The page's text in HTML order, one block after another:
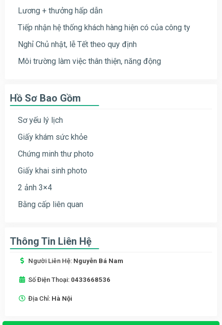
Lương + thưởng hấp dẫn
Tiếp nhận hệ thống khách hàng hiện có của công ty
Nghỉ Chủ nhật, lễ Tết theo quy định
Môi trường làm việc thân thiện, năng động
Hồ Sơ Bao Gồm
Sơ yếu lý lịch
Giấy khám sức khỏe
Chứng minh thư photo
Giấy khai sinh photo
2 ảnh 3×4
Bằng cấp liên quan
Thông Tin Liên Hệ
Người Liên Hệ: Nguyễn Bá Nam
Số Điện Thoại: 0433668536
Địa Chỉ: Hà Nội